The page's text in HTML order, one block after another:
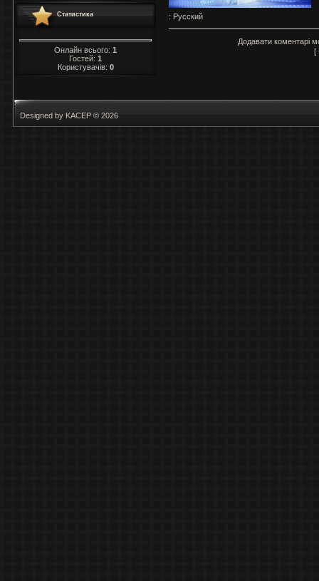
Статистика
Онлайн всього: 1
Гостей: 1
Користувачів: 0
: Русский
Додавати коментарі
[
Designed by KACEP © 2026